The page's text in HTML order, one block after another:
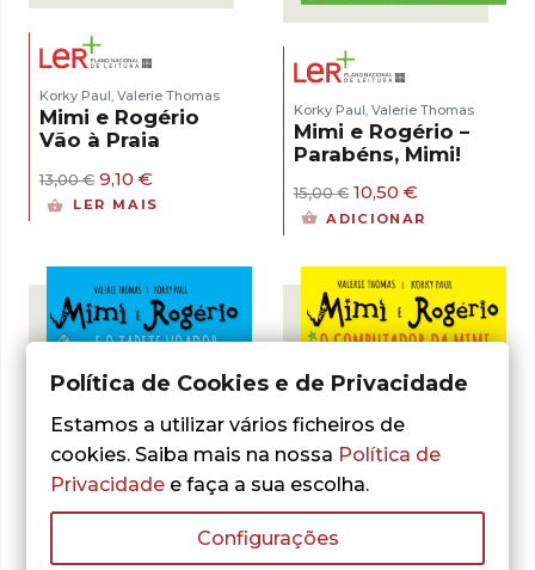
Korky Paul, Valerie Thomas
Mimi e Rogério
Vão à Praia
13,00€ O
preço
9,10 €
preço
LER MAIS
Korky Paul, Valerie Thomas
Mimi e Rogério –
Parabéns, Mimi!
15,00€ O
preço
15,00 €.
10,50 €O
preço
10,50 €.
ADICIONAR
- 10%
Política de Cookies e de Privacidade
Estamos a utilizar vários ficheiros de
cookies. Saiba mais na nossa Política de
Privacidade e faça a sua escolha.
Configurações